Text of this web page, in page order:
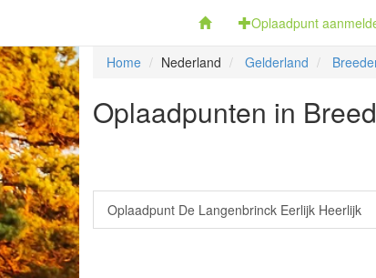
Oplaadpunt
Home Nederland Gelderland
Oplaadpunten in
Oplaadpunt De Langenbrinck Eerlijk Heerlijk